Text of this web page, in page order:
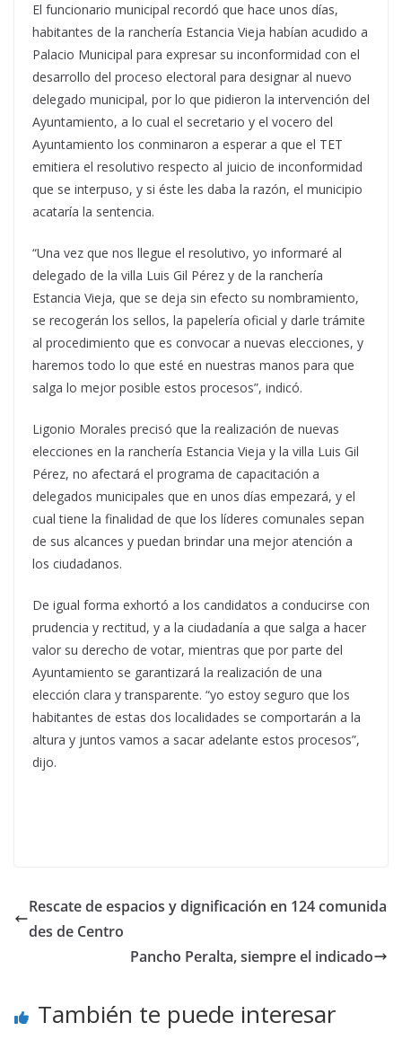
El funcionario municipal recordó que hace unos días,
habitantes de la ranchería Estancia Vieja habían acudido a
Palacio Municipal para expresar su inconformidad con el
desarrollo del proceso electoral para designar al nuevo
delegado municipal, por lo que pidieron la intervención del
Ayuntamiento, a lo cual el secretario y el vocero del
Ayuntamiento los conminaron a esperar a que el TET
emitiera el resolutivo respecto al juicio de inconformidad
que se interpuso, y si éste les daba la razón, el municipio
acataría la sentencia.
“Una vez que nos llegue el resolutivo, yo informaré al
delegado de la villa Luis Gil Pérez y de la ranchería
Estancia Vieja, que se deja sin efecto su nombramiento,
se recogerán los sellos, la papelería oficial y darle trámite
al procedimiento que es convocar a nuevas elecciones, y
haremos todo lo que esté en nuestras manos para que
salga lo mejor posible estos procesos”, indicó.
Ligonio Morales precisó que la realización de nuevas
elecciones en la ranchería Estancia Vieja y la villa Luis Gil
Pérez, no afectará el programa de capacitación a
delegados municipales que en unos días empezará, y el
cual tiene la finalidad de que los líderes comunales sepan
de sus alcances y puedan brindar una mejor atención a
los ciudadanos.
De igual forma exhortó a los candidatos a conducirse con
prudencia y rectitud, y a la ciudadanía a que salga a hacer
valor su derecho de votar, mientras que por parte del
Ayuntamiento se garantizará la realización de una
elección clara y transparente. “yo estoy seguro que los
habitantes de estas dos localidades se comportarán a la
altura y juntos vamos a sacar adelante estos procesos”,
dijo.
Rescate de espacios y dignificación en 124 comunida
des de Centro
Pancho Peralta, siempre el indicado
También te puede interesar